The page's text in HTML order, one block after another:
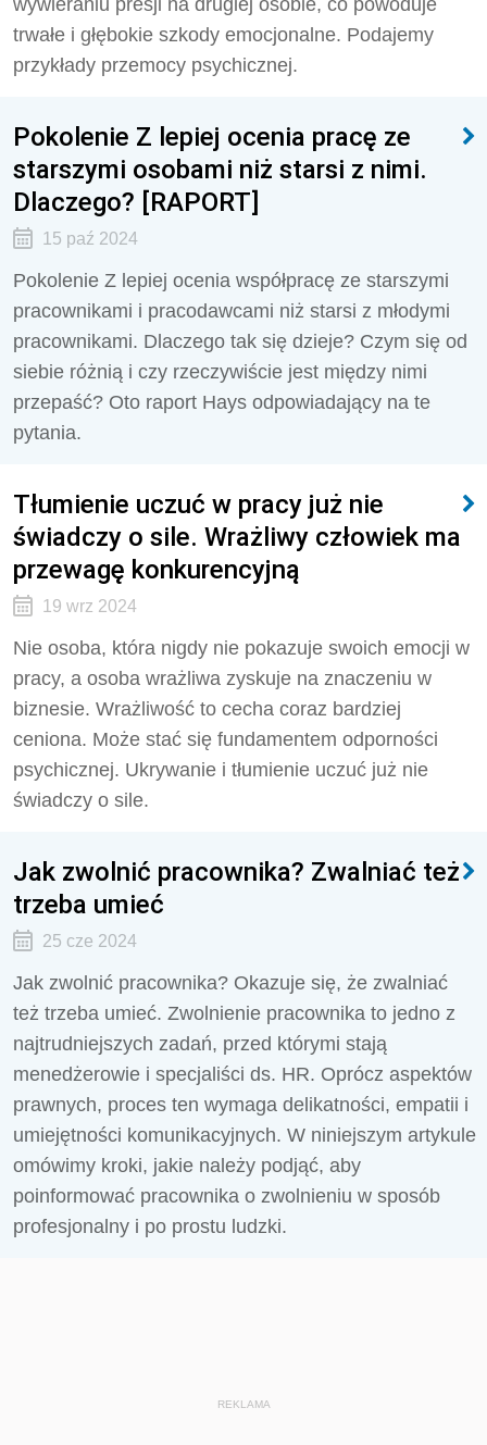
wywieraniu presji na drugiej osobie, co powoduje
trwałe i głębokie szkody emocjonalne. Podajemy
przykłady przemocy psychicznej.
Pokolenie Z lepiej ocenia pracę ze
starszymi osobami niż starsi z nimi.
Dlaczego? [RAPORT]
15 paź 2024
Pokolenie Z lepiej ocenia współpracę ze starszymi
pracownikami i pracodawcami niż starsi z młodymi
pracownikami. Dlaczego tak się dzieje? Czym się od
siebie różnią i czy rzeczywiście jest między nimi
przepaść? Oto raport Hays odpowiadający na te
pytania.
Tłumienie uczuć w pracy już nie
świadczy o sile. Wrażliwy człowiek ma
przewagę konkurencyjną
19 wrz 2024
Nie osoba, która nigdy nie pokazuje swoich emocji w
pracy, a osoba wrażliwa zyskuje na znaczeniu w
biznesie. Wrażliwość to cecha coraz bardziej
ceniona. Może stać się fundamentem odporności
psychicznej. Ukrywanie i tłumienie uczuć już nie
świadczy o sile.
Jak zwolnić pracownika? Zwalniać też
trzeba umieć
25 cze 2024
Jak zwolnić pracownika? Okazuje się, że zwalniać
też trzeba umieć. Zwolnienie pracownika to jedno z
najtrudniejszych zadań, przed którymi stają
menedżerowie i specjaliści ds. HR. Oprócz aspektów
prawnych, proces ten wymaga delikatności, empatii i
umiejętności komunikacyjnych. W niniejszym artykule
omówimy kroki, jakie należy podjąć, aby
poinformować pracownika o zwolnieniu w sposób
profesjonalny i po prostu ludzki.
REKLAMA